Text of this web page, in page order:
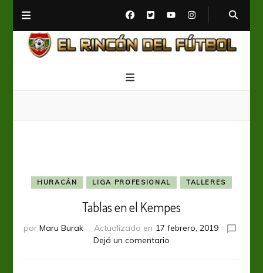
HURACÁN LIGA PROFESIONAL TALLERES
Tablas en el Kempes
por Maru Burak Actualizado en 17 febrero, 2019
Dejá un comentario